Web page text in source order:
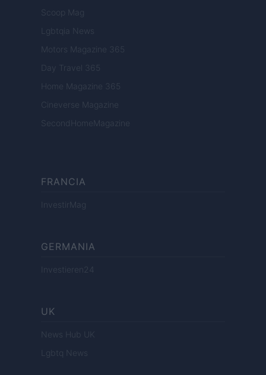
Scoop Mag
Lgbtqia News
Motors Magazine 365
Day Travel 365
Home Magazine 365
Cineverse Magazine
SecondHomeMagazine
FRANCIA
InvestirMag
GERMANIA
Investieren24
UK
News Hub UK
Lgbtq News